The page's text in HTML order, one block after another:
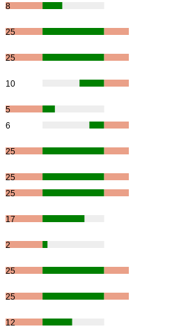
8
25
25
10
5
6
25
25
25
17
2
25
25
12